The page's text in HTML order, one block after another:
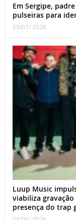
Em Sergipe,
pulseiras para
29/07/ 2026
Luup Music
viabiliza gravação
presença do trap